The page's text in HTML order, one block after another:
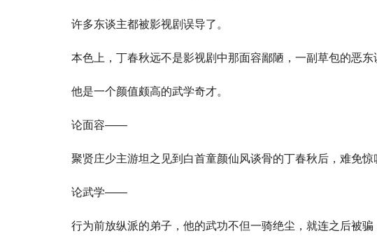
许多东谈主都被影视剧误导了。
本色上，丁春秋远不是影视剧中那面容鄙陋，一副草包的恶东
他是一个颜值颇高的武学奇才。
论面容——
聚贤庄少主游坦之见到白首童颜仙风谈骨的丁春秋后，难免
论武学——
行为前放纵派的弟子，他的武功不但一骑绝尘，就连之后被